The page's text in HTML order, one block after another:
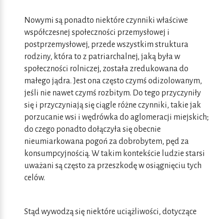
Nowymi są ponadto niektóre czynniki właściwe
współczesnej społeczności przemysłowej i
postprzemysłowej, przede wszystkim struktura
rodziny, która to z patriarchalnej, jaką była w
społeczności rolniczej, została zredukowana do
małego jądra. Jest ona często czymś odizolowanym,
jeśli nie nawet czymś rozbitym. Do tego przyczyniły
się i przyczyniają się ciągle różne czynniki, takie jak
porzucanie wsi i wędrówka do aglomeracji miejskich;
do czego ponadto dołączyła się obecnie
nieumiarkowana pogoń za dobrobytem, pęd za
konsumpcyjnością. W takim kontekście ludzie starsi
uważani są często za przeszkodę w osiągnięciu tych
celów.
Stąd wywodzą się niektóre uciążliwości, dotyczące